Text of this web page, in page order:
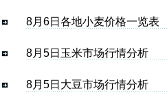
8月6日各地小麦价格一览表
8月5日玉米市场行情分析
8月5日大豆市场行情分析